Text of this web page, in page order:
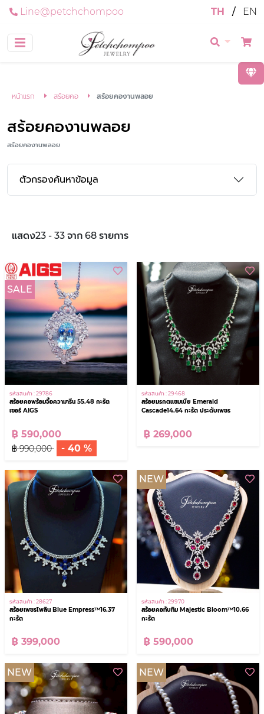
Line@petchchompoo TH / EN
หน้าแรก สร้อยคอ สร้อยคองานพลอย
สร้อยคองานพลอย
สร้อยคองานพลอย
ตัวกรองค้นหาข้อมูล
แสดง23 - 33 จาก 68 รายการ
SALE
รหัสสินค้า : 29786
สร้อยคอพร้อมจี้อความารีน 55.48 กะรัต
เซอร์ AIGS
฿ 590,000
฿ 990,000 - 40 %
รหัสสินค้า : 29468
สร้อยมรกตแซมเบีย Emerald
Cascade14.64 กะรัต ประดับเพชร
฿ 269,000
รหัสสินค้า : 28627
สร้อยเพชรไพลิน Blue Empress™16.37
กะรัต
฿ 399,000
NEW
รหัสสินค้า : 29970
สร้อยคอทับทิม Majestic Bloom™10.66
กะรัต
฿ 590,000
NEW NEW